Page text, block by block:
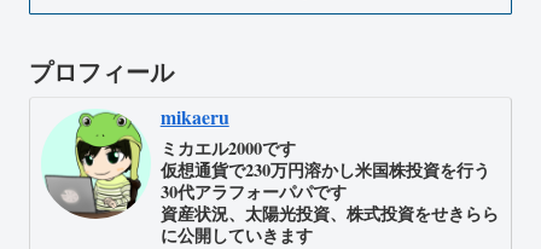
プロフィール
mikaeru
ミカエル2000です
仮想通貨で230万円溶かし米国株投資を行う
30代アラフォーパパです
資産状況、太陽光投資、株式投資をせきらら
に公開していきます